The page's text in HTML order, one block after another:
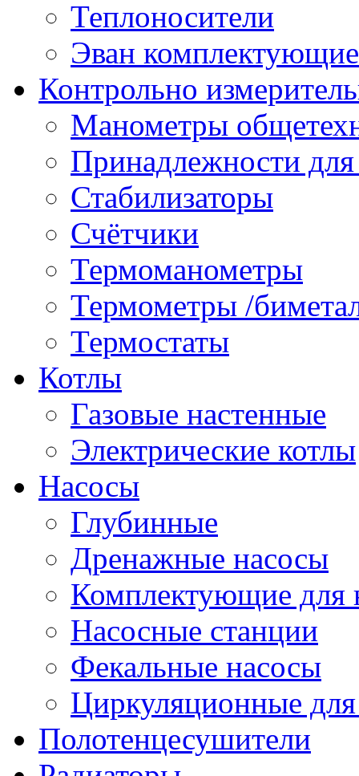
Теплоносители
Эван комплектующие
Контрольно
Манометры
Принадлежности
Стабилизаторы
Счётчики
Термоманометры
Термометры /
Термостаты
Котлы
Газовые настенные
Электрические котлы
Насосы
Глубинные
Дренажные насосы
Комплектующие для
Насосные станции
Фекальные насосы
Циркуляционные для
Полотенцесушители